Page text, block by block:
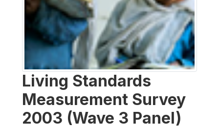
Living Standards
Measurement Survey
2003 (Wave 3 Panel)